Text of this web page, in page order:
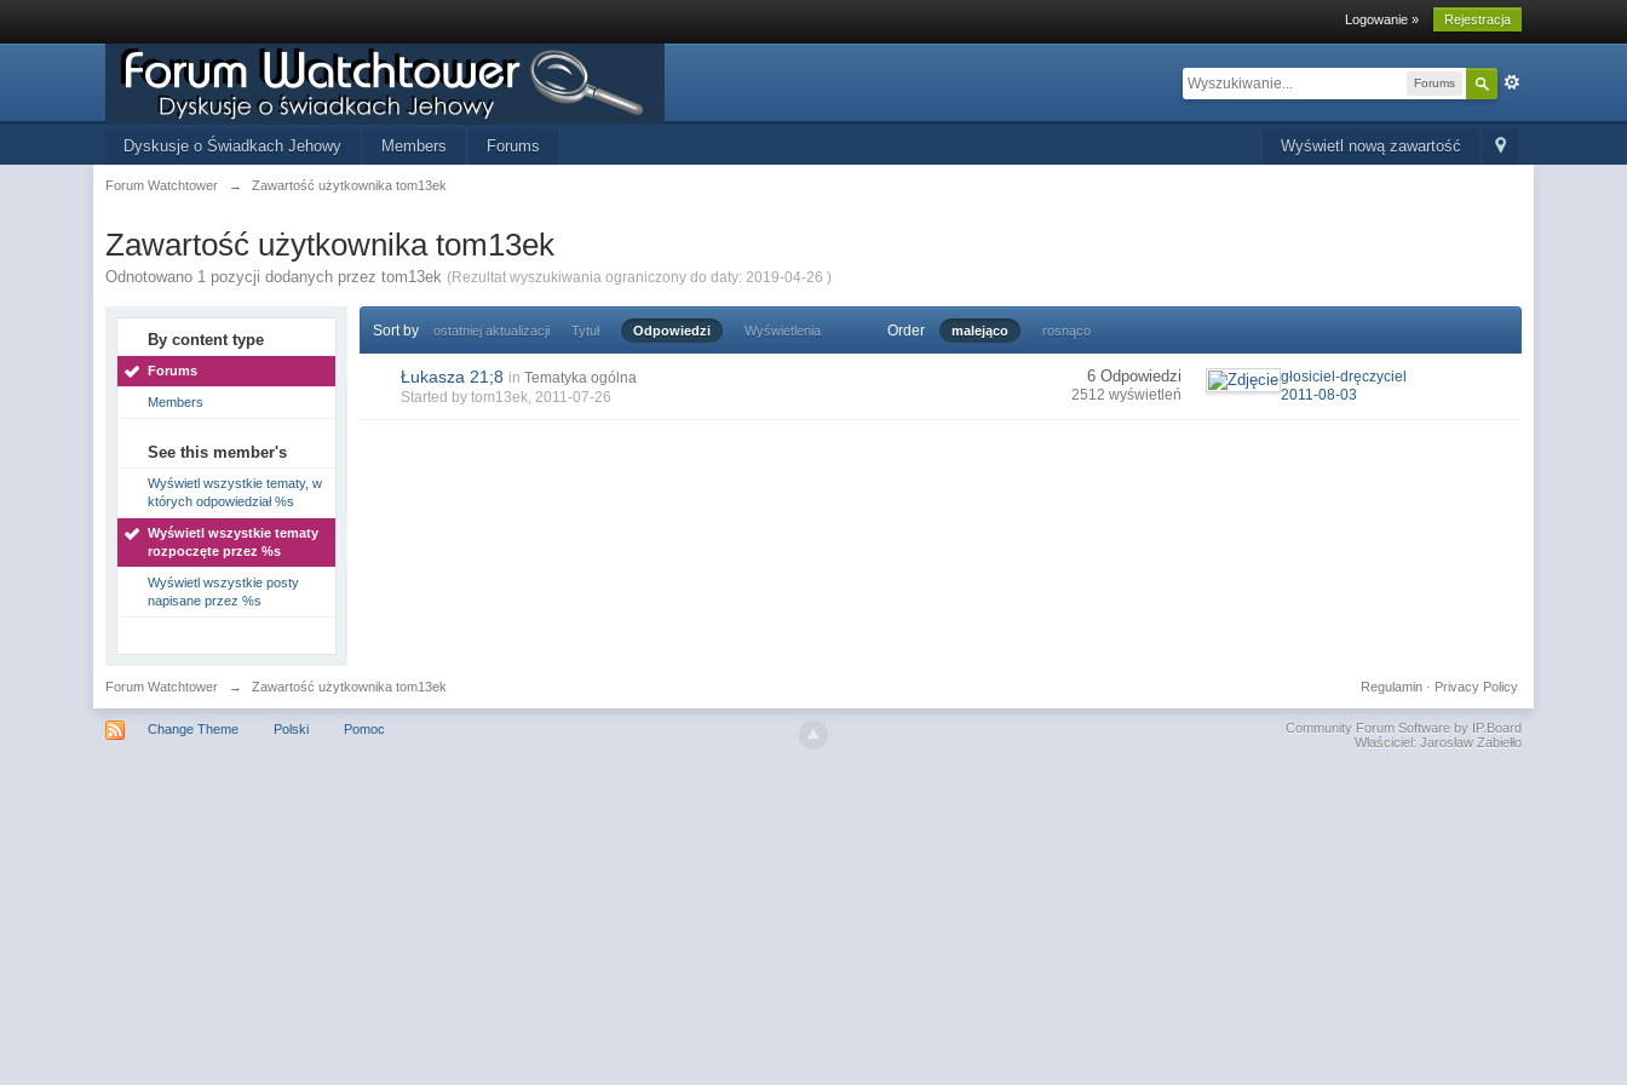
Logowanie » Rejestracja
Forums
Wyświetl nową zawartość
Dyskusje o Świadkach Jehowy Members Forums
Forum Watchtower → Zawartość użytkownika tom13ek
Zawartość użytkownika tom13ek
Odnotowano 1 pozycji dodanych przez tom13ek (Rezultat wyszukiwania ograniczony do daty: 2019-04-26 )
By content type
Forums
Members
See this member's
Wyświetl wszystkie tematy, w
których odpowiedział %s
Wyświetl wszystkie tematy
rozpoczęte przez %s
Wyświetl wszystkie posty
napisane przez %s
Sort by ostatniej aktualizacji Tytuł Odpowiedzi Wyświetlenia Order malejąco rosnąco
Łukasza 21;8 in Tematyka ogólna
Started bytom13ek, 2011-07-26
6 Odpowiedzi
2512 wyświetleń
głosiciel-dręczyciel
2011-08-03
Forum Watchtower → Zawartość użytkownika tom13ek Privacy Policy
Regulamin·
Change Theme Polski Pomoc
Community Forum Software by IP.Board
Właściciel: Jarosław Zabiełło